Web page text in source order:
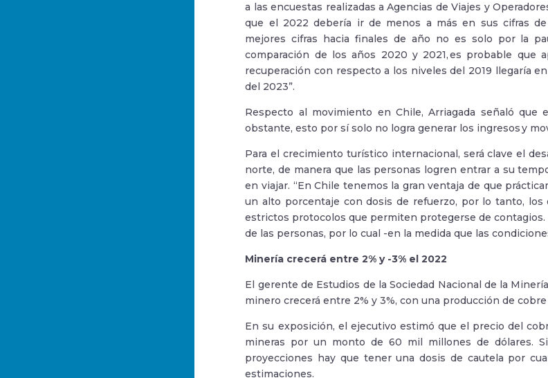
a las encuestas realizadas a Agencias de Viajes y
que el 2022 debería ir de menos a más en sus cifras
mejores cifras hacia finales de año no es solo por la
comparación de los años 2020 y 2021, es probable que
recuperación con respecto a los niveles del 2019 llegaría
del 2023”.
Respecto al movimiento en Chile, Arriagada señaló
obstante, esto por sí solo no logra generar los ingresos y
Para el crecimiento turístico internacional, será clave el
norte, de manera que las personas logren entrar a su
en viajar. “En Chile tenemos la gran ventaja de que
un alto porcentaje con dosis de refuerzo, por lo tanto,
estrictos protocolos que permiten protegerse de
de las personas, por lo cual -en la medida que las
Minería crecerá entre 2% y -3% el 2022
El gerente de Estudios de la Sociedad Nacional de la
minero crecerá entre 2% y 3%, con una producción de
En su exposición, el ejecutivo estimó que el precio del
mineras por un monto de 60 mil millones de dólares.
proyecciones hay que tener una dosis de cautela por
estimaciones.